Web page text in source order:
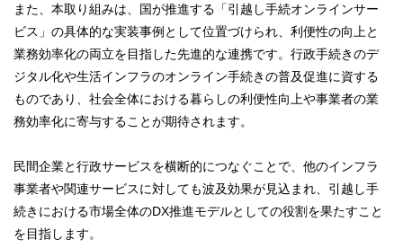
また、本取り組みは、国が推進する「引越し手続オンラインサー
ビス」の具体的な実装事例として位置づけられ、利便性の向上と
業務効率化の両立を目指した先進的な連携です。行政手続きのデ
ジタル化や生活インフラのオンライン手続きの普及促進に資する
ものであり、社会全体における暮らしの利便性向上や事業者の業
務効率化に寄与することが期待されます。
民間企業と行政サービスを横断的につなぐことで、他のインフラ
事業者や関連サービスに対しても波及効果が見込まれ、引越し手
続きにおける市場全体のDX推進モデルとしての役割を果たすこと
を目指します。